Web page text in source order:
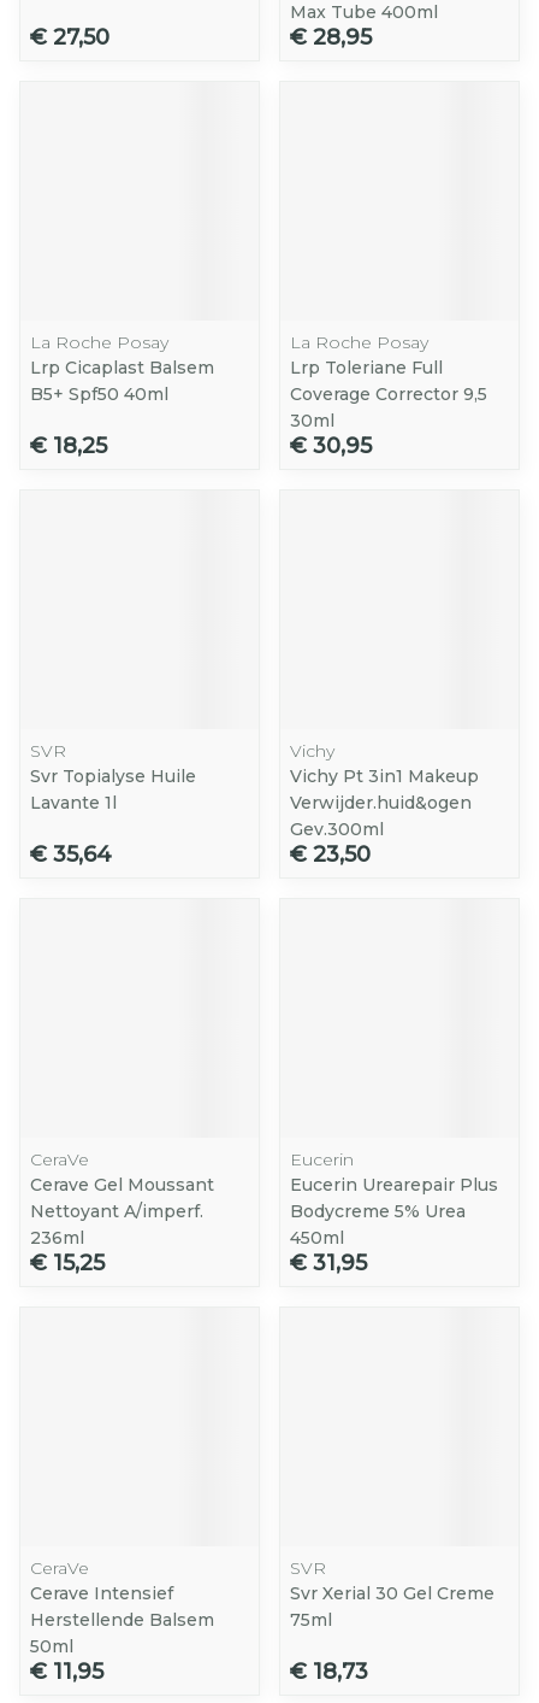
€ 27,50
Max Tube 400ml
€ 28,95
La Roche Posay
Lrp Cicaplast Balsem
B5+ Spf50 40ml
€ 18,25
La Roche Posay
Lrp Toleriane Full
Coverage Corrector 9,5
30ml
€ 30,95
SVR
Svr Topialyse Huile
Lavante 1l
€ 35,64
Vichy
Vichy Pt 3in1 Makeup
Verwijder.huid&ogen
Gev.300ml
€ 23,50
CeraVe
Cerave Gel Moussant
Nettoyant A/imperf.
236ml
€ 15,25
Eucerin
Eucerin Urearepair Plus
Bodycreme 5% Urea
450ml
€ 31,95
CeraVe
Cerave Intensief
Herstellende Balsem
50ml
€ 11,95
SVR
Svr Xerial 30 Gel Creme
75ml
€ 18,73